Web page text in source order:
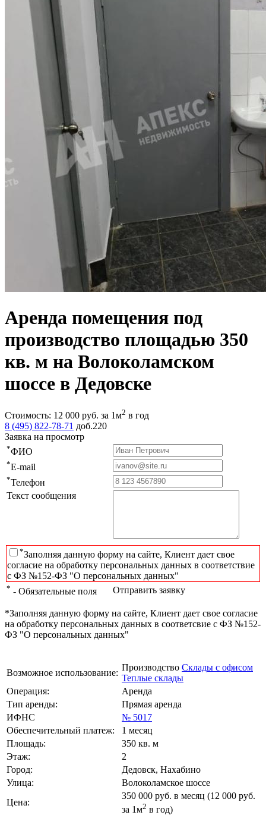
Аренда помещения под
производство площадью 350
кв. м на Волоколамском
шоссе в Дедовске
Стоимость: 12 000 руб. за 1м2 в год
8 (495) 822-78-71 доб.220
Заявка на просмотр
*ФИО
*E-mail
*Телефон
Текст сообщения
*Заполняя данную форму на сайте, Клиент дает свое
согласие на обработку персональных данных в соответствие
с ФЗ №152-ФЗ "О персональных данных"
* - Обязательные поля Отправить заявку
*Заполняя данную форму на сайте, Клиент дает свое согласие
на обработку персональных данных в соответсвие с ФЗ №152-
ФЗ "О персональных данных"
Возможное использование:
Производство Склады с офисом
Теплые склады
Операция:
Аренда
Тип аренды:
Прямая аренда
ИФНС
№ 5017
Обеспечительный платеж:
1 месяц
Площадь:
350 кв. м
Этаж:
2
Город:
Дедовск, Нахабино
Улица:
Волоколамское шоссе
Цена:
350 000 руб. в месяц (12 000 руб.
за 1м2 в год)